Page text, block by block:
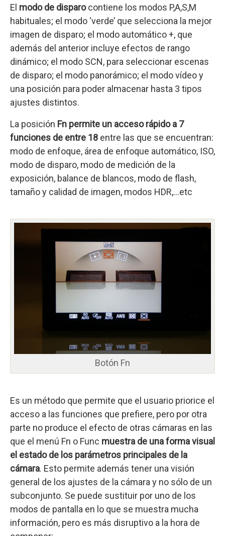
El modo de disparocontiene los modos P,A,S,M
habituales; el modo ‘verde’ que selecciona la mejor
imagen de disparo; el modo automático +, que
además del anterior incluye efectos de rango
dinámico; el modo SCN, para seleccionar escenas
de disparo; el modo panorámico; el modo vídeo y
una posición para poder almacenar hasta 3 tipos
ajustes distintos.
La posición Fn permite un acceso rápido a 7
funciones de entre 18 entre las que se encuentran:
modo de enfoque, área de enfoque automático, ISO,
modo de disparo, modo de medición de la
exposición, balance de blancos, modo de flash,
tamaño y calidad de imagen, modos HDR,…etc
Botón Fn
Es un método que permite que el usuario priorice el
acceso a las funciones que prefiere, pero por otra
parte no produce el efecto de otras cámaras en las
que el menú Fn o Func muestra de una forma visual
el estado de los parámetros principales de la
cámara. Esto permite además tener una visión
general de los ajustes de la cámara y no sólo de un
subconjunto. Se puede sustituir por uno de los
modos de pantalla en lo que se muestra mucha
información, pero es más disruptivo a la hora de